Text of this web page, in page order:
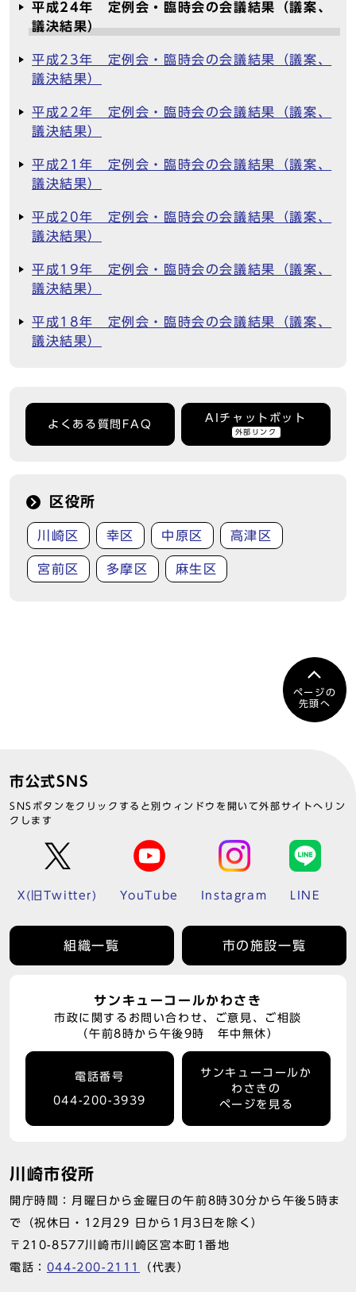
平成24年 定例会・臨時会の会議結果（議案、
議決結果）
平成23年 定例会・臨時会の会議結果（議案、
議決結果）
平成22年 定例会・臨時会の会議結果（議案、
議決結果）
平成21年 定例会・臨時会の会議結果（議案、
議決結果）
平成20年 定例会・臨時会の会議結果（議案、
議決結果）
平成19年 定例会・臨時会の会議結果（議案、
議決結果）
平成18年 定例会・臨時会の会議結果（議案、
議決結果）
よくある質問FAQ
AIチャットボット
外部リンク
区役所
川崎区 幸区 中原区 高津区
宮前区 多摩区 麻生区
ページの
先頭へ
市公式SNS
SNSボタンをクリックすると別ウィンドウを開いて外部サイトへリン
クします
X(旧Twitter) YouTube Instagram LINE
組織一覧 市の施設一覧
サンキューコールかわさき
市政に関するお問い合わせ、ご意見、ご相談
（午前8時から午後9時 年中無休）
電話番号
044-200-3939
サンキューコールか
わさきの
ページを見る
川崎市役所
開庁時間：月曜日から金曜日の午前8時30分から午後5時ま
で（祝休日・12月29 日から1月3日を除く）
〒210-8577川崎市川崎区宮本町1番地
電話： 044-200-2111 （代表）